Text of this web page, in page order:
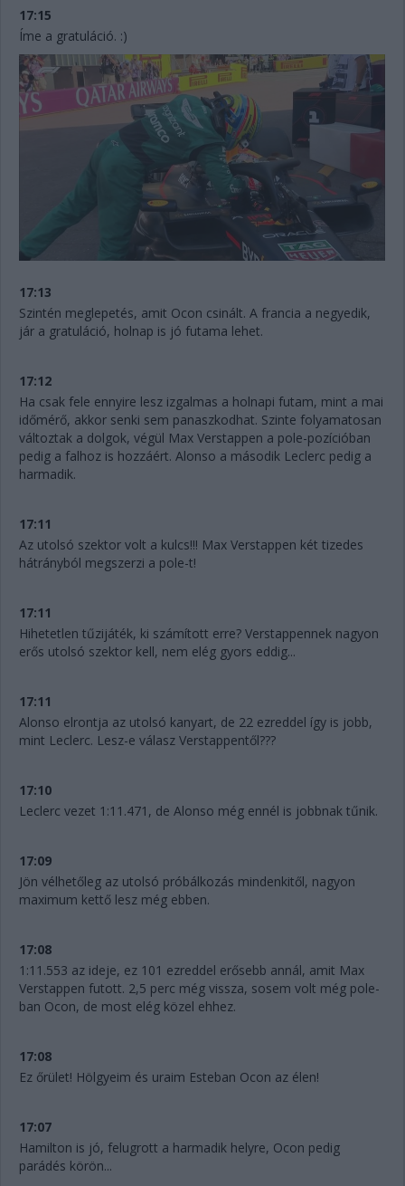
17:15
Íme a gratuláció. :)
17:13
Szintén meglepetés, amit Ocon csinált. A francia a negyedik,
jár a gratuláció, holnap is jó futama lehet.
17:12
Ha csak fele ennyire lesz izgalmas a holnapi futam, mint a mai
időmérő, akkor senki sem panaszkodhat. Szinte folyamatosan
változtak a dolgok, végül Max Verstappen a pole-pozícióban
pedig a falhoz is hozzáért. Alonso a második Leclerc pedig a
harmadik.
17:11
Az utolsó szektor volt a kulcs!!! Max Verstappen két tizedes
hátrányból megszerzi a pole-t!
17:11
Hihetetlen tűzijáték, ki számított erre? Verstappennek nagyon
erős utolsó szektor kell, nem elég gyors eddig...
17:11
Alonso elrontja az utolsó kanyart, de 22 ezreddel így is jobb,
mint Leclerc. Lesz-e válasz Verstappentől???
17:10
Leclerc vezet 1:11.471, de Alonso még ennél is jobbnak tűnik.
17:09
Jön vélhetőleg az utolsó próbálkozás mindenkitől, nagyon
maximum kettő lesz még ebben.
17:08
1:11.553 az ideje, ez 101 ezreddel erősebb annál, amit Max
Verstappen futott. 2,5 perc még vissza, sosem volt még pole-
ban Ocon, de most elég közel ehhez.
17:08
Ez őrület! Hölgyeim és uraim Esteban Ocon az élen!
17:07
Hamilton is jó, felugrott a harmadik helyre, Ocon pedig
parádés körön...